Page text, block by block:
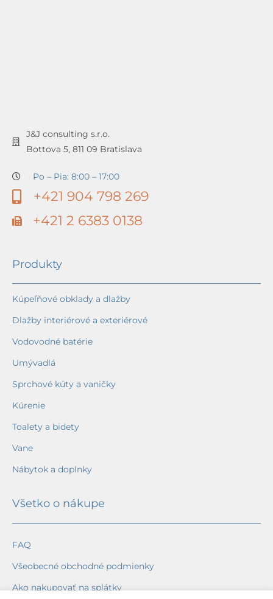
J&J consulting s.r.o.
Bottova 5, 811 09 Bratislava
Po – Pia: 8:00 – 17:00
+421 904 798 269
+421 2 6383 0138
Produkty
Kúpeľňové obklady a dlažby
Dlažby interiérové a exteriérové
Vodovodné batérie
Umývadlá
Sprchové kúty a vaničky
Kúrenie
Toalety a bidety
Vane
Nábytok a doplnky
Všetko o nákupe
FAQ
Všeobecné obchodné podmienky
Ako nakupovať na splátky